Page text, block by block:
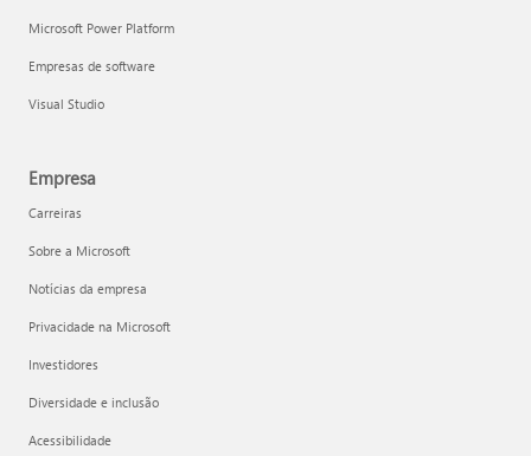
Microsoft Power Platform
Empresas de software
Visual Studio
Empresa
Carreiras
Sobre a Microsoft
Notícias da empresa
Privacidade na Microsoft
Investidores
Diversidade e inclusão
Acessibilidade